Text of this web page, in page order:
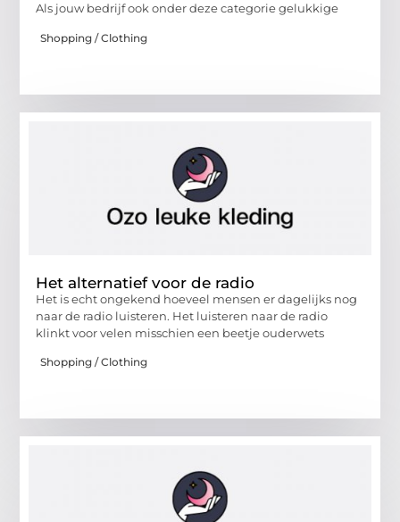
Als jouw bedrijf ook onder deze categorie gelukkige
Shopping / Clothing
Het alternatief voor de radio
Het is echt ongekend hoeveel mensen er dagelijks nog
naar de radio luisteren. Het luisteren naar de radio
klinkt voor velen misschien een beetje ouderwets
Shopping / Clothing